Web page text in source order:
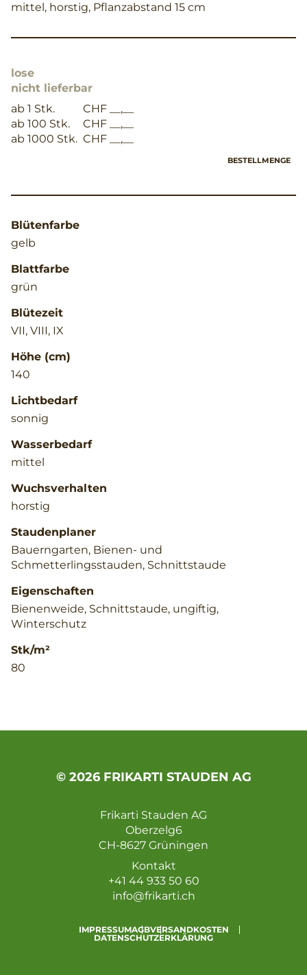
mittel, horstig, Pflanzabstand 15 cm
lose
nicht lieferbar
ab 1 Stk.
CHF __,__
ab 100 Stk.
CHF __,__
ab 1000 Stk. CHF __,__
BESTELLMENGE
Blütenfarbe
gelb
Blattfarbe
grün
Blütezeit
VII, VIII, IX
Höhe (cm)
140
Lichtbedarf
sonnig
Wasserbedarf
mittel
Wuchsverhalten
horstig
Staudenplaner
Bauerngarten, Bienen- und
Schmetterlingsstauden, Schnittstaude
Eigenschaften
Bienenweide, Schnittstaude, ungiftig,
Winterschutz
Stk/m²
80
© 2026 FRIKARTI STAUDEN AG
Frikarti Stauden AG
Oberzelg6
CH-8627 Grüningen
Kontakt
+41 44 933 50 60
info@frikarti.ch
IMPRESSUMAGBVERSANDKOSTEN
DATENSCHUTZERKLÄRUNG